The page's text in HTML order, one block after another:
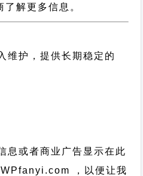
解更多信息。
维护，提供长期稳定的
息或者商业广告显示在此
，以便让我